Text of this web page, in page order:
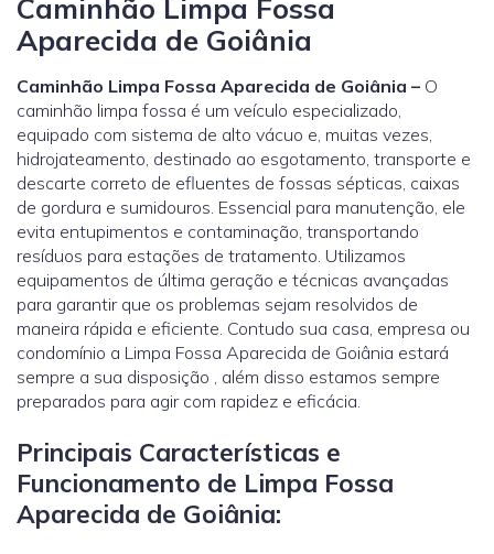
Caminhão Limpa Fossa
Aparecida de Goiânia
Caminhão Limpa Fossa Aparecida de Goiânia – O
caminhão limpa fossa é um veículo especializado,
equipado com sistema de alto vácuo e, muitas vezes,
hidrojateamento, destinado ao esgotamento, transporte e
descarte correto de efluentes de fossas sépticas, caixas
de gordura e sumidouros. Essencial para manutenção, ele
evita entupimentos e contaminação, transportando
resíduos para estações de tratamento. Utilizamos
equipamentos de última geração e técnicas avançadas
para garantir que os problemas sejam resolvidos de
maneira rápida e eficiente. Contudo sua casa, empresa ou
condomínio a Limpa Fossa Aparecida de Goiânia estará
sempre a sua disposição , além disso estamos sempre
preparados para agir com rapidez e eficácia.
Principais Características e
Funcionamento de Limpa Fossa
Aparecida de Goiânia: